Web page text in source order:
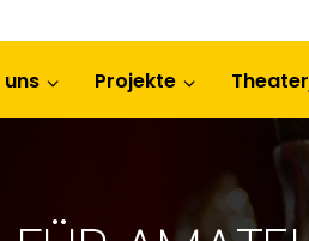
uns Projekte